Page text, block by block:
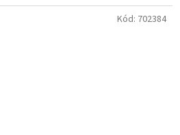
Kód: 702384